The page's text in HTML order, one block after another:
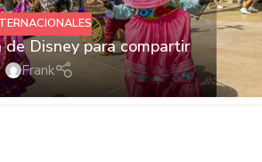
de Disney para compartir
Frank